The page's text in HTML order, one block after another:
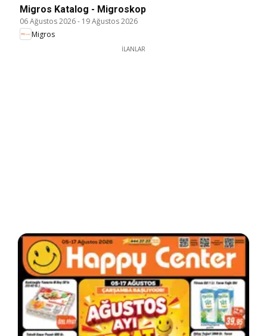
Migros Katalog - Migroskop
06 Ağustos 2026- 19 Ağustos 2026
Migros
İLANLAR